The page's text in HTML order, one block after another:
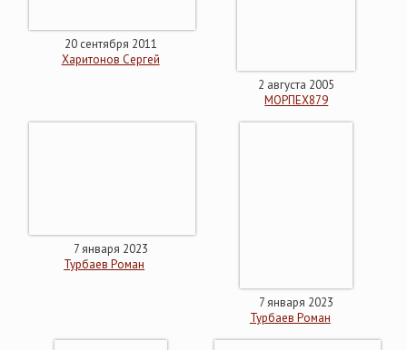
20 сентября 2011
Харитонов Сергей
2 августа 2005
МОРПЕХ879
7 января 2023
Турбаев Роман
7 января 2023
Турбаев Роман